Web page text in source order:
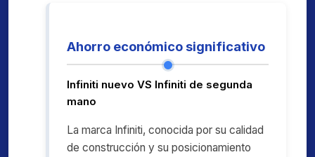
Ahorro económico significativo
Infiniti nuevo VS Infiniti de segunda
mano
La marca Infiniti, conocida por su calidad
de construcción y su posicionamiento